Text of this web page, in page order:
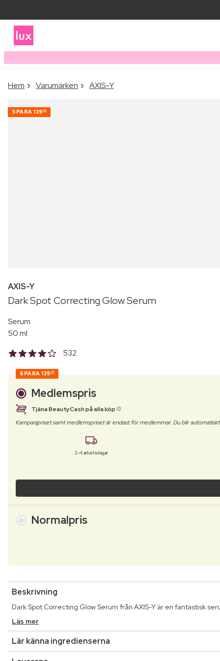
Hem Varumärken AXIS-Y
SPARA 139 00
AXIS-Y
Dark Spot Correcting Glow Serum
Serum
50 ml
532
SPARA 139 00
Medlemspris
Tjäna BeautyCash på alla köp
Kampanjpriset samt medlemspriset är endast för medlemmar. Du blir
2-4 arbetsdagar
Normalpris
Beskrivning
Dark Spot Correcting Glow Serum från AXIS-Y är en fantastisk
Läs mer
Lär känna ingredienserna